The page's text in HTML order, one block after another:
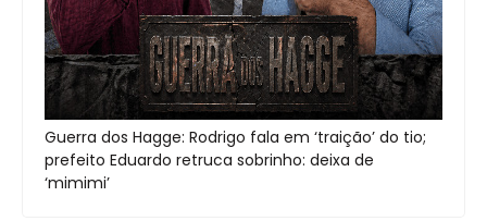
Guerra dos Hagge: Rodrigo fala em ‘traição’ do tio;
prefeito Eduardo retruca sobrinho: deixa de
‘mimimi’